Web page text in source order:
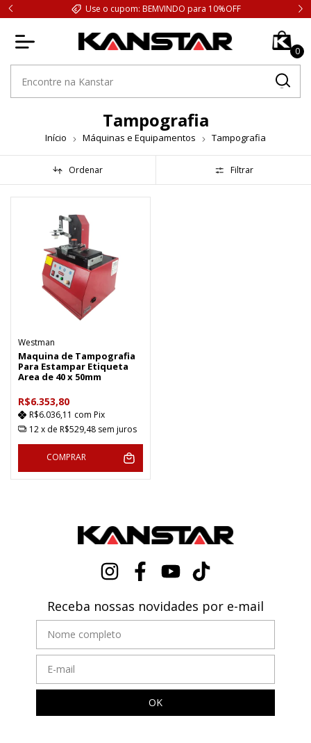
Use o cupom: BEMVINDO para 10%OFF
0
Tampografia
Início Máquinas e Equipamentos Tampografia
Ordenar Filtrar
Westman
Maquina de Tampografia
Para Estampar Etiqueta
Area de 40 x 50mm
R$6.353,80
R$6.036,11 com Pix
12x de R$529,48 sem juros
COMPRAR
Receba nossas novidades por e-mail